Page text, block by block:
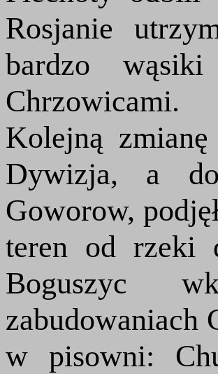
Rosjanie
bardzo
Chrzowicami.
Kolejną
Dywizja, a
Goworow,
teren od rzeki
Boguszyc
zabudowaniach
w pisowni: